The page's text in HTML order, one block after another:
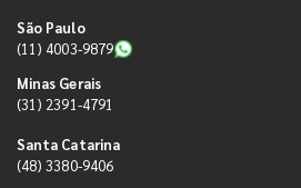
São Paulo
(11) 4003-9879
Minas Gerais
(31) 2391-4791
Santa Catarina
(48) 3380-9406